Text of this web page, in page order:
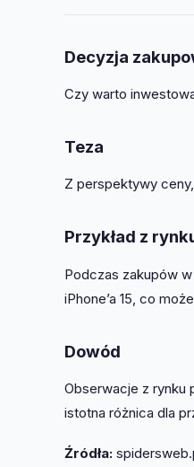
Decyzja
Czy warto
Teza
Z perspektywy
Przykład z
Podczas zakupów
iPhone’a 15, co
Dowód
Obserwacje z rynku
istotna różnica dla
Źródła: